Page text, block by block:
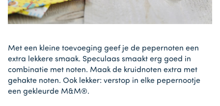
Met een kleine toevoeging geef je de pepernoten een
extra lekkere smaak. Speculaas smaakt erg goed in
combinatie met noten. Maak de kruidnoten extra met
gehakte noten. Ook lekker: verstop in elke pepernootje
een gekleurde M&M®.